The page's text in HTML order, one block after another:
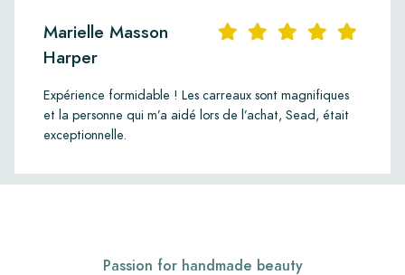
Marielle Masson
Harper
Expérience formidable ! Les carreaux sont magnifiques
et la personne qui m’a aidé lors de l’achat, Sead, était
exceptionnelle.
Passion for handmade beauty